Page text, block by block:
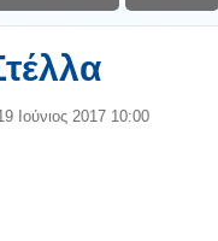
Ιούνιος 2017 10:00